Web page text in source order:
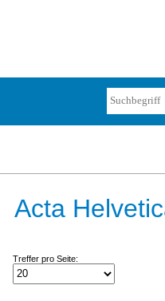
Acta
Treffer pro Seite: